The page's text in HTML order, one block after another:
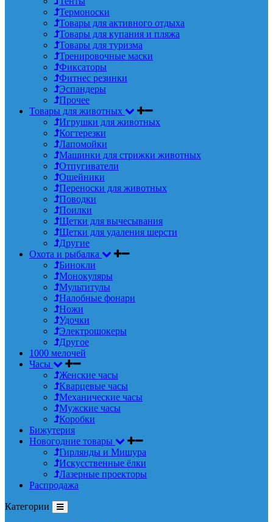
Термоноски
Товары для активного отдыха
Товары для купания и пляжа
Товары для туризма
Тренировочные маски
Фиксаторы
Фитнес резинки
Эспандеры
Прочее
Товары для животных
Игрушки для животных
Когтерезки
Лапомойки
Машинки для стрижки животных
Отпугиватели
Ошейники
Переноски для животных
Поводки
Поилки
Щетки для вычесывания
Щетки для удаления шерсти
Другие
Охота и рыбалка
Бинокли
Монокуляры
Мультитулы
Налобные фонари
Ножи
Удочки
Электрошокеры
Другое
1000 мелочей
Часы
Женские часы
Кварцевые часы
Механические часы
Мужские часы
Коробки
Бижутерия
Новогодние товары
Гирлянды и Мишура
Искусственные ёлки
Лазерные проекторы
Распродажа
Категории